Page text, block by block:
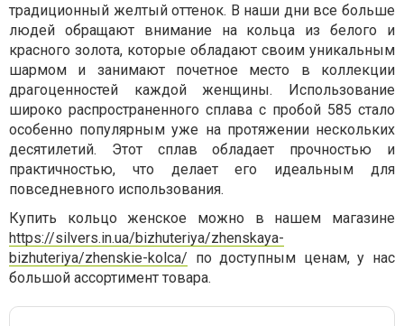
традиционный желтый оттенок. В наши дни все больше
людей обращают внимание на кольца из белого и
красного золота, которые обладают своим уникальным
шармом и занимают почетное место в коллекции
драгоценностей каждой женщины. Использование
широко распространенного сплава с пробой 585 стало
особенно популярным уже на протяжении нескольких
десятилетий. Этот сплав обладает прочностью и
практичностью, что делает его идеальным для
повседневного использования.
Купить кольцо женское можно в нашем магазине
https://silvers.in.ua/bizhuteriya/zhenskaya-
bizhuteriya/zhenskie-kolca/ по доступным ценам, у нас
большой ассортимент товара.